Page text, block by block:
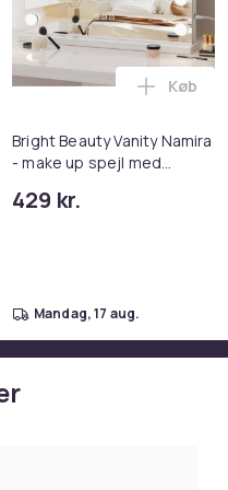
rørs fodpedal
Bright Beauty Vanity Namira
- make up spejl med
- schminke spejl med lys -
429 kr.
Læg
Køb
mandag, 17 aug.